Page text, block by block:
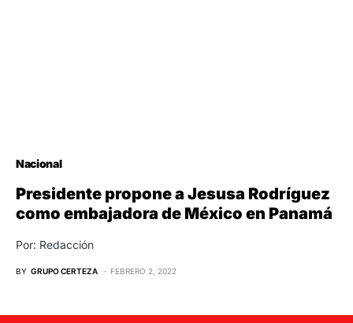
Nacional
Presidente propone a Jesusa Rodríguez
como embajadora de México en Panamá
Por: Redacción
BY GRUPO CERTEZA FEBRERO 2, 2022